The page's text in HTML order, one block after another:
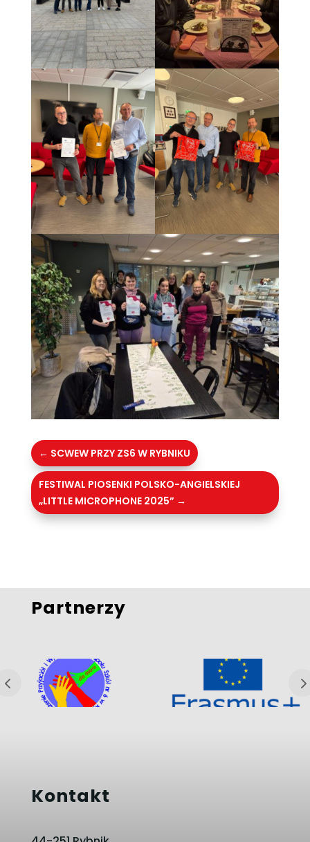
← SCWEW PRZY ZS6 W RYBNIKU
FESTIWAL PIOSENKI POLSKO-ANGIELSKIEJ
„LITTLE MICROPHONE 2025” →
Partnerzy
Kontakt